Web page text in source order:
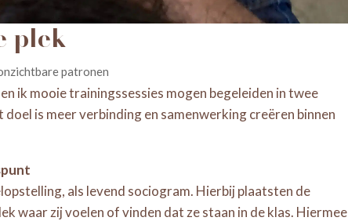
plek
patronen
ik mooie trainingssessies mogen begeleiden in twee
is meer verbinding en samenwerking creëren binnen
als levend sociogram. Hierbij plaatsten de
waar zij voelen of vinden dat ze staan in de klas. Hiermee